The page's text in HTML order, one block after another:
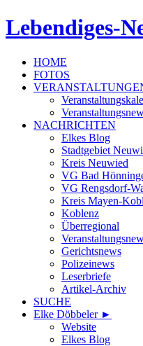
Lebendiges-
HOME
FOTOS
NACHRICHTEN
Elkes Blog
Stadtgebiet
Kreis Neuwied
VG Bad
VG Rengsdorf-
Kreis Mayen-
Koblenz
Überregional
Gerichtsnews
Polizeinews
Leserbriefe
Artikel-Archiv
SUCHE
Elke Döbbeler ►
Website
Elkes Blog